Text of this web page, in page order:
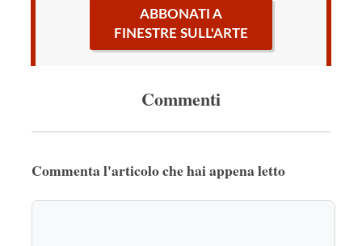
ABBONATI A
FINESTRE SULL'ARTE
Commenti
Commenta l'articolo che hai appena letto